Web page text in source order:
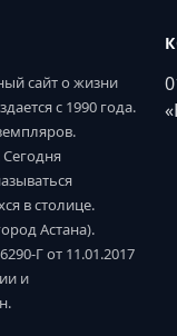
сайт о жизни
с 1990 года.
в столице.
Астана).
Г от 11.01.2017
и